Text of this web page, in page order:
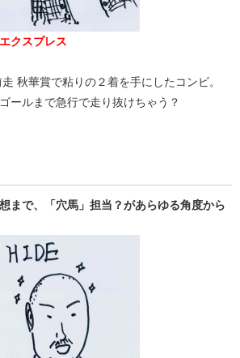
スプレス
秋華賞で粘りの２着を手にしたコンビ。
ールまで急行で走り抜けちゃう？
まで、「穴馬」担当？があらゆる角度から